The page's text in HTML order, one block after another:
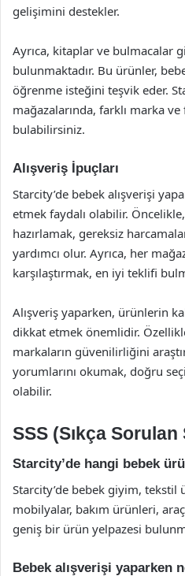
gelişimini destekler.
Ayrıca, kitaplar ve bulmacalar
bulunmaktadır. Bu ürünler,
öğrenme isteğini teşvik eder.
mağazalarında, farklı marka
bulabilirsiniz.
Alışveriş İpuçları
Starcity’de bebek alışverişi
etmek faydalı olabilir.
hazırlamak, gereksiz
yardımcı olur. Ayrıca, her
karşılaştırmak, en iyi teklifi
Alışveriş yaparken, ürünlerin
dikkat etmek önemlidir.
markaların güvenilirliğini
yorumlarını okumak, doğru
olabilir.
SSS (Sıkça
Starcity’de hangi bebek
Starcity’de bebek giyim, tekstil
mobilyalar, bakım ürünleri,
geniş bir ürün yelpazesi
Bebek alışverişi yaparken